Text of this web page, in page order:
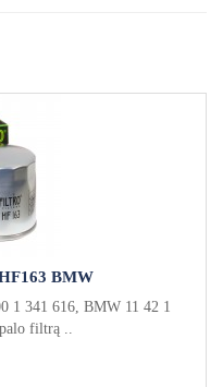
BMW
1 341 616, BMW 11 42 1
filtrą ..